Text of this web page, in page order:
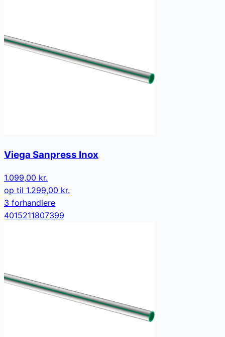
Viega Sanpress Inox
1.099,00 kr.
op til 1.299,00 kr.
3 forhandlere
4015211807399